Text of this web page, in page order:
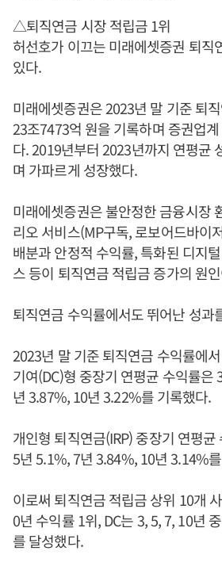
△퇴직연금 시장 적립금 1위
허선호가 이끄는 미래에셋증권 퇴직
있다.
미래에셋증권은 2023년 말 기준 퇴
23조7473억 원을 기록하며 증권업
다. 2019년부터 2023년까지 연평균
며 가파르게 성장했다.
미래에셋증권은 불안정한 금융시장
리오 서비스(MP구독, 로보어드바이
배분과 안정적 수익률, 특화된 디지
스 등이 퇴직연금 적립금 증가의 원
퇴직연금 수익률에서도 뛰어난 성과
2023년 말 기준 퇴직연금 수익률에
기여(DC)형 중장기 연평균 수익률은
년 3.87%, 10년 3.22%를 기록했다.
개인형 퇴직연금(IRP) 중장기 연평
5년 5.1%, 7년 3.84%, 10년 3.14%
이로써 퇴직연금 적립금 상위 10개
0년 수익률 1위, DC는 3, 5, 7, 10년
를 달성했다.